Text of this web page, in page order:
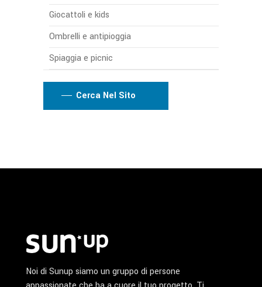
Giocattoli e kids
Ombrelli e antipioggia
Spiaggia e picnic
Cerca Nel Sito
Noi di Sunup siamo un gruppo di persone